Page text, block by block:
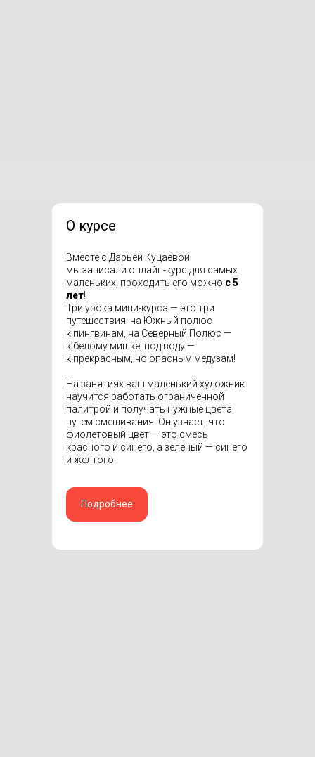
О курсе
Вместе с Дарьей Куцаевой
мы записали онлайн-курс для самых
маленьких, проходить его можно с 5
лет!
Три урока мини-курса — это три
путешествия: на Южный полюс
к пингвинам, на Северный Полюс —
к белому мишке, под воду —
к прекрасным, но опасным медузам!
На занятиях ваш маленький художник
научится работать ограниченной
палитрой и получать нужные цвета
путем смешивания. Он узнает, что
фиолетовый цвет — это смесь
красного и синего, а зеленый — синего
и желтого.
Подробнее